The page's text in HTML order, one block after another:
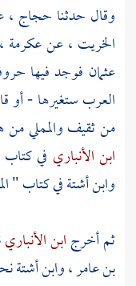
وقال حدثنا حجاج
الخريت ، عنعكرمة
عثمان فوجد فيها
العرب ستغيرها - أو
منثقيفوالمملي من
ابن الأنباري في
وابن أشتةفي كتاب "
ثم أخرجابن الأنباري
بن عامر،وابن أشتة